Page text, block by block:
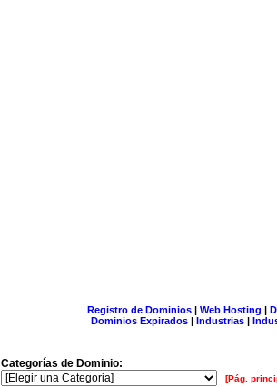
Registro de Dominios| Web Hosting |
Dominios Expirados | Industrias |
Categorías de Dominio:
[Pág.